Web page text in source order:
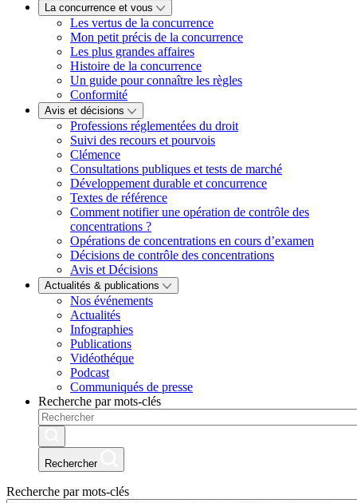
La concurrence et vous
Les vertus de la concurrence
Mon petit précis de la concurrence
Les plus grandes affaires
Histoire de la concurrence
Un guide pour connaître les règles
Conformité
Avis et décisions
Professions réglementées du droit
Suivi des recours et pourvois
Clémence
Consultations publiques et tests de marché
Développement durable et concurrence
Textes de référence
Comment notifier une opération de contrôle des
concentrations ?
Opérations de concentrations en cours d’examen
Décisions de contrôle des concentrations
Avis et Décisions
Actualités & publications
Nos événements
Actualités
Infographies
Publications
Vidéothéque
Podcast
Communiqués de presse
Recherche par mots-clés
Rechercher
Recherche par mots-clés